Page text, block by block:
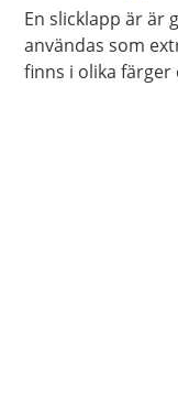
En slicklapp är är
användas som extra
finns i olika färger